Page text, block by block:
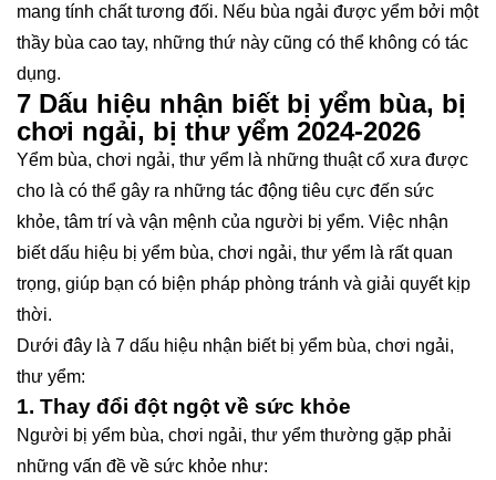
mang tính chất tương đối. Nếu bùa ngải được yểm bởi một
thầy bùa cao tay, những thứ này cũng có thể không có tác
dụng.
7 Dấu hiệu nhận biết bị yểm bùa, bị
chơi ngải, bị thư yểm 2024-2026
Yểm bùa, chơi ngải, thư yểm là những thuật cổ xưa được
cho là có thể gây ra những tác động tiêu cực đến sức
khỏe, tâm trí và vận mệnh của người bị yểm. Việc nhận
biết dấu hiệu bị yểm bùa, chơi ngải, thư yểm là rất quan
trọng, giúp bạn có biện pháp phòng tránh và giải quyết kịp
thời.
Dưới đây là 7 dấu hiệu nhận biết bị yểm bùa, chơi ngải,
thư yểm:
1. Thay đổi đột ngột về sức khỏe
Người bị yểm bùa, chơi ngải, thư yểm thường gặp phải
những vấn đề về sức khỏe như: